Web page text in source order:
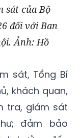
sát của Bộ
đối với Ban
Ảnh: Hồ
sát, Tổng Bí
khách quan,
tra, giám sát
đảm bảo